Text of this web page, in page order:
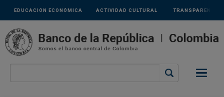
Pasar al contenido principal
Links
secundarios
ACTIVIDAD CULTURAL
EDUCACIÓN ECONÓMICA TRANSPARENCIA